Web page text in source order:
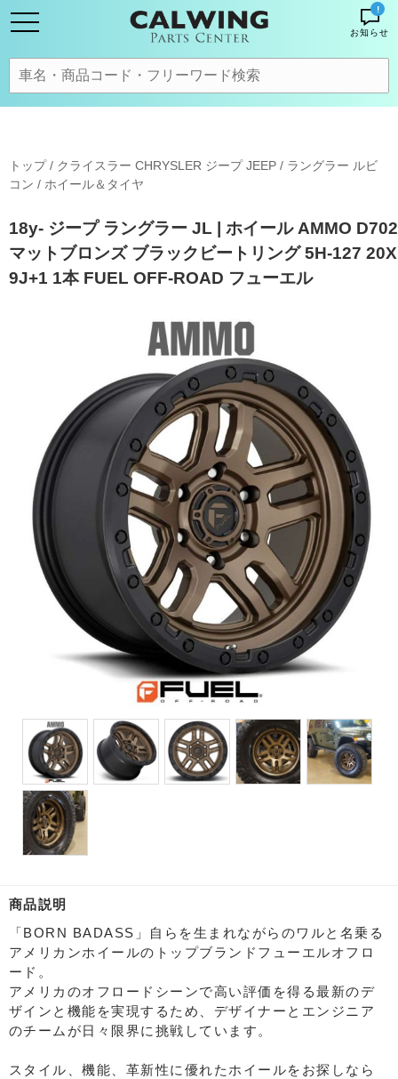
!
お知らせ
トップ/ クライスラー CHRYSLER ジープ JEEP / ラングラー ルビ
コン / ホイール＆タイヤ
18y- ジープ ラングラー JL | ホイール AMMO D702
マットブロンズ ブラックビートリング 5H-127 20X
9J+1 1本 FUEL OFF-ROAD フューエル
商品説明
「BORN BADASS」自らを生まれながらのワルと名乗る
アメリカンホイールのトップブランドフューエルオフロ
ード。
アメリカのオフロードシーンで高い評価を得る最新のデ
ザインと機能を実現するため、デザイナーとエンジニア
のチームが日々限界に挑戦しています。
スタイル、機能、革新性に優れたホイールをお探しなら